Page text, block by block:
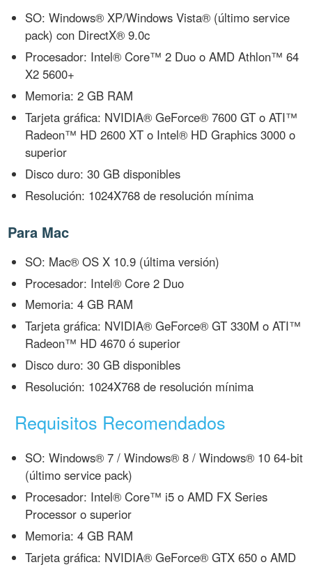
SO: Windows® XP/Windows Vista® (último service
pack) con DirectX® 9.0c
Procesador: Intel® Core™ 2 Duo o AMD Athlon™ 64
X2 5600+
Memoria: 2 GB RAM
Tarjeta gráfica: NVIDIA® GeForce® 7600 GT o ATI™
Radeon™ HD 2600 XT o Intel® HD Graphics 3000 o
superior
Disco duro: 30 GB disponibles
Resolución: 1024X768 de resolución mínima
Para Mac
SO: Mac® OS X 10.9 (última versión)
Procesador: Intel® Core 2 Duo
Memoria: 4 GB RAM
Tarjeta gráfica: NVIDIA® GeForce® GT 330M o ATI™
Radeon™ HD 4670 ó superior
Disco duro: 30 GB disponibles
Resolución: 1024X768 de resolución mínima
Requisitos Recomendados
SO: Windows® 7 / Windows® 8 / Windows® 10 64-bit
(último service pack)
Procesador: Intel® Core™ i5 o AMD FX Series
Processor o superior
Memoria: 4 GB RAM
Tarjeta gráfica: NVIDIA® GeForce® GTX 650 o AMD